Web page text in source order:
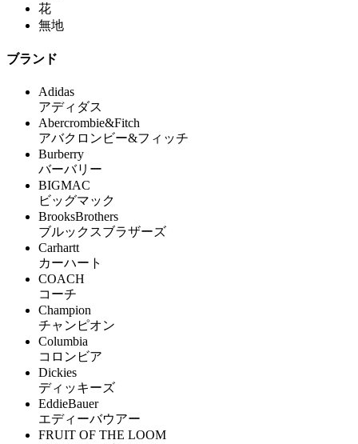
花
無地
ブランド
Adidas
アディダス
Abercrombie&Fitch
アバクロンビー&フィッチ
Burberry
バーバリー
BIGMAC
ビッグマック
BrooksBrothers
ブルックスブラザーズ
Carhartt
カーハート
COACH
コーチ
Champion
チャンピオン
Columbia
コロンビア
Dickies
ディッキーズ
EddieBauer
エディーバウアー
FRUIT OF THE LOOM